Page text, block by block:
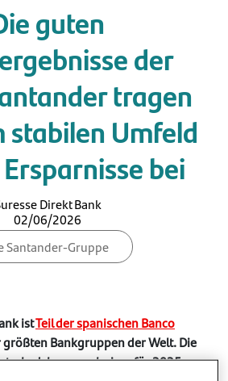
guten
der
tragen
stabilen Umfeld
bei
Direkt Bank
02/06/2026
Santander-Gruppe
istTeil der spanischen Banco
größten Bankgruppen der Welt. Die
Jahresergebnisse für 2025